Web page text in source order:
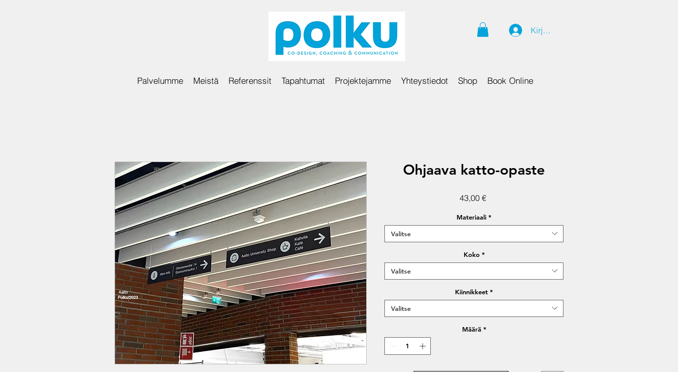
Kirjaudu
Palvelumme Meistä Referenssit Tapahtumat Projektejamme Yhteystiedot Shop Book Online
Ohjaava katto-opaste
43,00 €Hinta
Materiaali *
Valitse
Koko *
Valitse
Kiinnikkeet *
Valitse
Määrä *